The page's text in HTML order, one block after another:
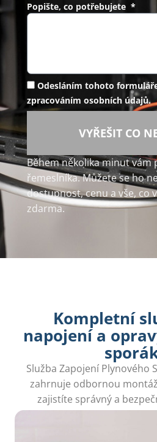
Popište, co potřebujete *
Odesláním tohoto
zpracováním osobních údajů.
VYŘEŠIT CO
Během několika minut vám
řemeslníka. Můžete se ho
dostupnost, cenu a vše, co
zdarma.
Kompletní
napojení a
Služba Zapojení Plynového
zahrnuje odbornou
zajistíte správný a
sporáku.